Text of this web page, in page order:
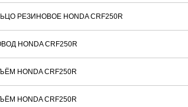
РЕЗИНОВОЕ HONDA CRF250R
HONDA CRF250R
HONDA CRF250R
HONDA CRF250R